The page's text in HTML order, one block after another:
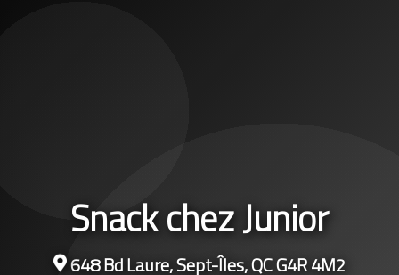
Snack chez Junior
648 Bd Laure, Sept-Îles, QC G4R 4M2